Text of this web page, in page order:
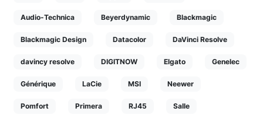
Audio-Technica Beyerdynamic Blackmagic
Blackmagic Design Datacolor DaVinci Resolve
davincy resolve DIGITNOW Elgato Genelec
Générique LaCie MSI Neewer
Pomfort Primera RJ45 Salle